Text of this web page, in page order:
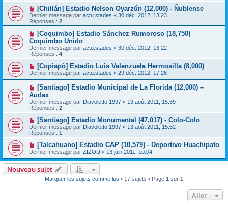
[Chillán] Estadio Nelson Oyarzún (12,000) - Ñublense
Dernier message par actu.stades « 30 déc. 2012, 13:23
Réponses : 2
[Coquimbo] Estadio Sánchez Rumoroso (18,750)
Coquimbo Unido
Dernier message par actu.stades « 30 déc. 2012, 13:22
Réponses : 4
[Copiapò] Estadio Luis Valenzuela Hermosilla (8,000)
Dernier message par actu.stades « 29 déc. 2012, 17:26
[Santiago] Estadio Municipal de La Florida (12,000) –
Audax
Dernier message par Diavoletto 1997 « 13 août 2011, 15:59
Réponses : 2
[Santiago] Estadio Monumental (47,017) - Colo-Colo
Dernier message par Diavoletto 1997 « 13 août 2011, 15:52
Réponses : 1
[Talcahuano] Estadio CAP (10,579) - Deportivo Huachipato
Dernier message par ZIZOU « 13 juin 2011, 10:04
Nouveau sujet
Marquer les sujets comme lus • 17 sujets • Page 1 sur 1
Aller